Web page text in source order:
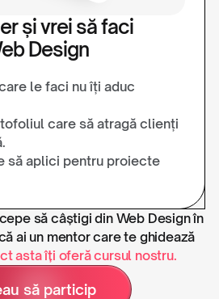
și vrei să faci
Design
le faci nu îți aduc
care să atragă clienți
să aplici pentru proiecte
să câștigi din Web Design în
ai un mentor care te ghidează
asta îți oferă cursul nostru.
să particip